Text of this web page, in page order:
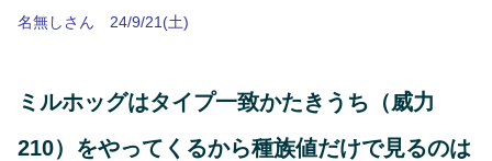
名無しさん 24/9/21(土)
ミルホッグはタイプ一致かたきうち（威力
210）をやってくるから種族値だけで見るのは